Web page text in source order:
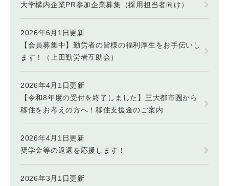
大学構内企業PR参加企業募集（採用担当者向け）
2026年6月1日更新
【会員募集中】勤労者の皆様の福利厚生をお手伝いし
ます！（上田勤労者互助会）
2026年4月1日更新
【令和8年度の受付を終了しました】三大都市圏から
移住をお考えの方へ！移住支援金のご案内
2026年4月1日更新
奨学金等の返還を応援します！
2026年3月1日更新